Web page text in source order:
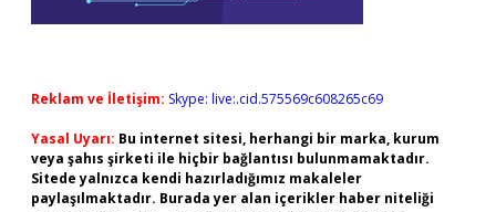
Reklam ve İletişim: Skype: live:.cid.575569c608265c69
Yasal Uyarı: Bu internet sitesi, herhangi bir marka, kurum
veya şahıs şirketi ile hiçbir bağlantısı bulunmamaktadır.
Sitede yalnızca kendi hazırladığımız makaleler
paylaşılmaktadır. Burada yer alan içerikler haber niteliği